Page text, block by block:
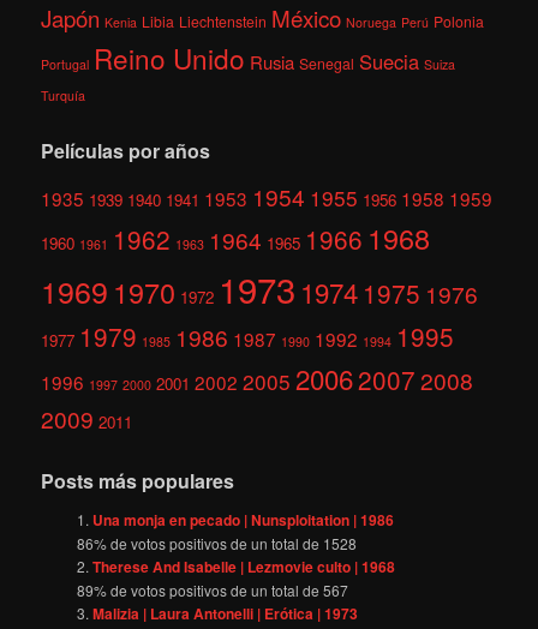
Japón Kenia Libia Liechtenstein México Noruega Perú Polonia
Portugal Reino Unido Rusia Senegal Suecia Suiza
Turquía
Películas por años
1935 1939 1940 1941 1953 1954 1955 1956 1958 1959
1960 1961 1962 1963 1964 1965 1966 1968
1969 1970 1972 1973 1974 1975 1976
1977 1979 1985 1986 1987 1990 1992 1994 1995
1996 1997 2000 2001 2002 2005 200620072008
2009 2011
Posts más populares
Una monja en pecado | Nunsploitation | 1986
86% de votos positivos de un total de 1528
Therese And Isabelle | Lezmovie culto | 1968
89% de votos positivos de un total de567
Malizia | Laura Antonelli | Erótica | 1973